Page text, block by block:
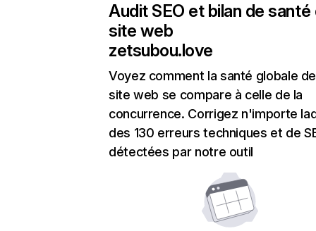
Audit SEO et bilan de santé
site web
zetsubou.love
Voyez comment la santé globale
site web se compare à celle de la
concurrence. Corrigez n'importe
des 130 erreurs techniques et de
détectées par notre outil